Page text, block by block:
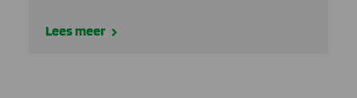
Lees meer